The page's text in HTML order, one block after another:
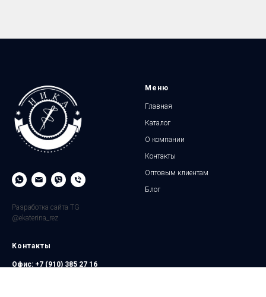
Разработка сайта TG
@ekaterina_rez
Меню
Главная
Каталог
О компании
Контакты
Оптовым клиентам
Блог
Контакты
Офис: +7 (910) 385 27 16